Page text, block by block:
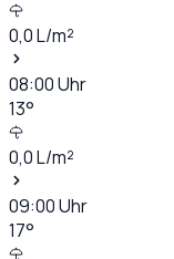
0,0L/m²
08:00Uhr
13°
0,0L/m²
09:00Uhr
17°